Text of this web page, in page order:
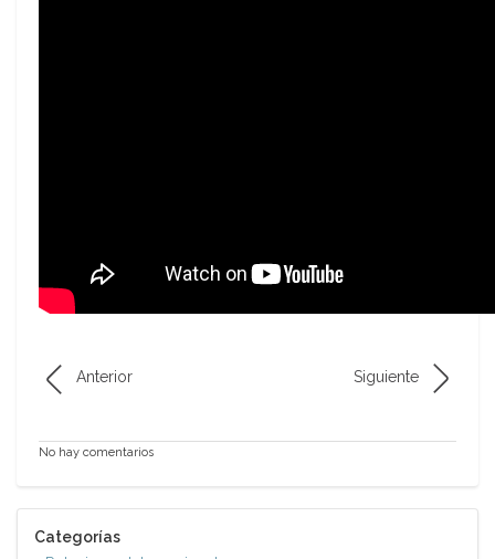
Anterior Siguiente
No hay comentarios
Categorías